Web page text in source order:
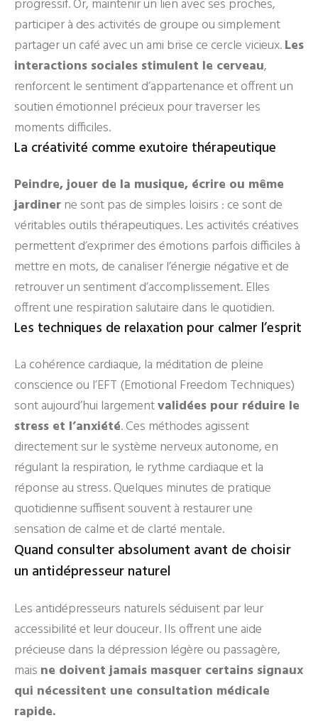
progressif. Or, maintenir un lien avec ses proches,
participer à des activités de groupe ou simplement
partager un café avec un ami brise ce cercle vicieux.Les
interactions sociales stimulent le cerveau,
renforcent le sentiment d’appartenance et offrent un
soutien émotionnel précieux pour traverser les
moments difficiles.
La créativité comme exutoire thérapeutique
Peindre, jouer de la musique, écrire ou même
jardinerne sont pas de simples loisirs : ce sont de
véritables outils thérapeutiques. Les activités créatives
permettent d’exprimer des émotions parfois difficiles à
mettre en mots, de canaliser l’énergie négative et de
retrouver un sentiment d’accomplissement. Elles
offrent une respiration salutaire dans le quotidien.
Les techniques de relaxation pour calmer l’esprit
La cohérence cardiaque, la méditation de pleine
conscience ou l’EFT (Emotional Freedom Techniques)
sont aujourd’hui largementvalidées pour réduire le
stress et l’anxiété. Ces méthodes agissent
directement sur le système nerveux autonome, en
régulant la respiration, le rythme cardiaque et la
réponse au stress. Quelques minutes de pratique
quotidienne suffisent souvent à restaurer une
sensation de calme et de clarté mentale.
Quand consulter absolument avant de choisir
un antidépresseur naturel
Les antidépresseurs naturels séduisent par leur
accessibilité et leur douceur. Ils offrent une aide
précieuse dans la dépression légère ou passagère,
mais ne doivent jamais masquer certains signaux
qui nécessitent une consultation médicale
rapide.